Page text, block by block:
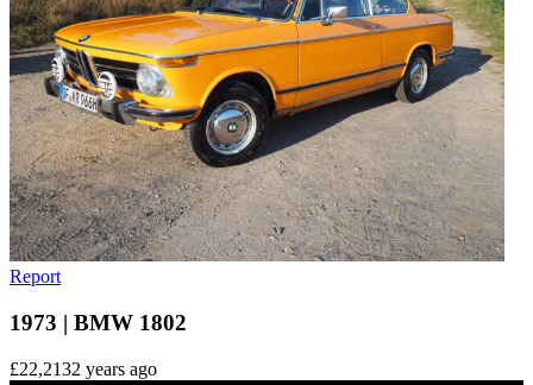
Report
1973 | BMW 1802
£22,2132 years ago